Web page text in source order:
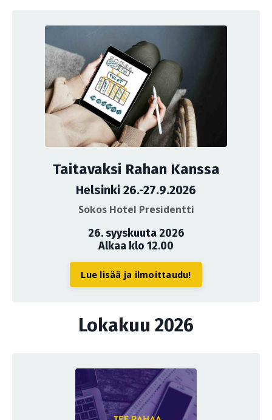
Taitavaksi Rahan Kanssa
Helsinki 26.-27.9.2026
Sokos Hotel Presidentti
26. syyskuuta 2026
Alkaa klo 12.00
Lue lisää ja ilmoittaudu!
Lokakuu 2026